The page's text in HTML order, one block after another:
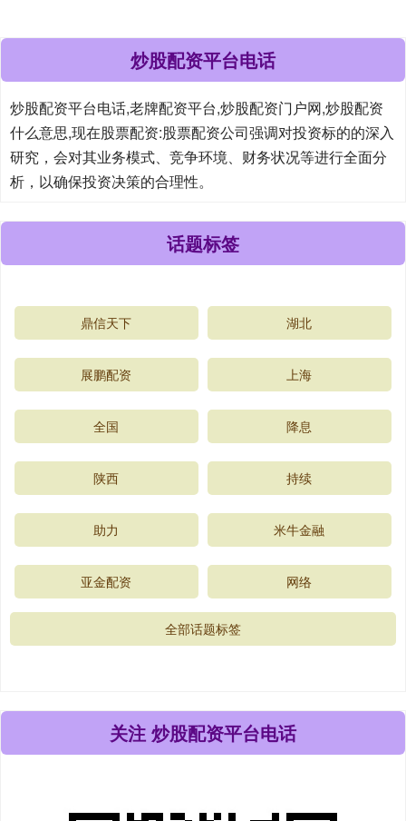
炒股配资平台电话
炒股配资平台电话,老牌配资平台,炒股配资门户网,炒股配资
什么意思,现在股票配资:股票配资公司强调对投资标的的深入
研究，会对其业务模式、竞争环境、财务状况等进行全面分
析，以确保投资决策的合理性。
话题标签
鼎信天下 湖北
展鹏配资 上海
全国 降息
陕西 持续
助力 米牛金融
亚金配资 网络
全部话题标签
关注 炒股配资平台电话